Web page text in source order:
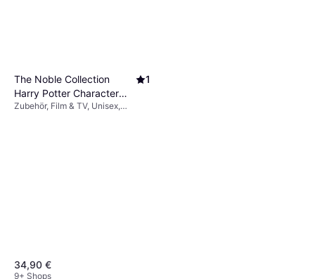
The Noble Collection
Harry Potter Character
Wand
1
Zubehör, Film & TV, Unisex,
34,90 €
9+ Shops